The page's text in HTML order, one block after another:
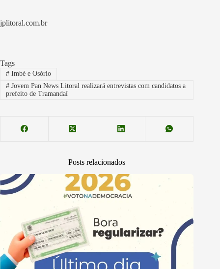
jplitoral.com.br
Tags
#Imbé e Osório
#Jovem Pan News Litoral realizará entrevistas com candidatos a
prefeito de Tramandaí
Posts relacionados